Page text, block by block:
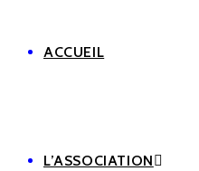
ACCUEIL
L’ASSOCIATION